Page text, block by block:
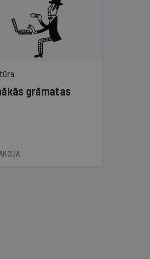
grāmatas